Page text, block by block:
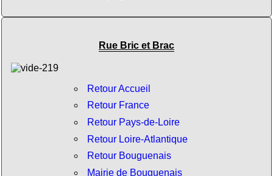
Rue Bric et Brac
Retour Accueil
Retour France
Retour Pays-de-Loire
Retour Loire-Atlantique
Retour Bouguenais
Mairie de Bouguenais